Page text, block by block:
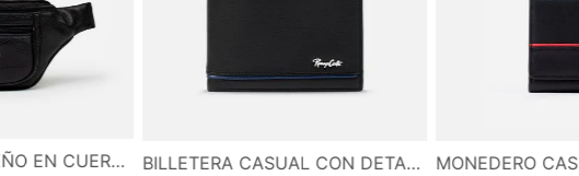
CANGURO PEQUEÑO EN CUERO GRABADO BILLETERA CASUAL CON DETALLE DE LINEA EN CONTRASTE